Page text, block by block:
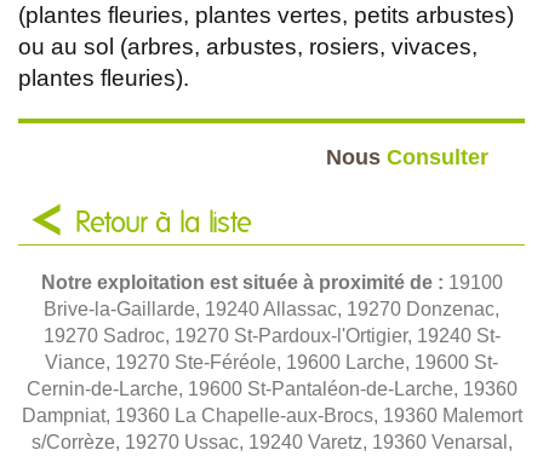
(plantes fleuries, plantes vertes, petits arbustes)
ou au sol (arbres, arbustes, rosiers, vivaces,
plantes fleuries).
Nous Consulter
Retour à la liste
Notre exploitation est située à proximité de : 19100
Brive-la-Gaillarde, 19240 Allassac, 19270 Donzenac,
19270 Sadroc, 19270 St-Pardoux-l'Ortigier, 19240 St-
Viance, 19270 Ste-Féréole, 19600 Larche, 19600 St-
Cernin-de-Larche, 19600 St-Pantaléon-de-Larche, 19360
Dampniat, 19360 La Chapelle-aux-Brocs, 19360 Malemort
s/Corrèze, 19270 Ussac, 19240 Varetz, 19360 Venarsal,